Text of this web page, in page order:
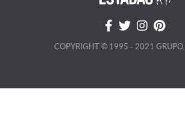
COPYRIGHT © 1995 - 2021 GRUPO